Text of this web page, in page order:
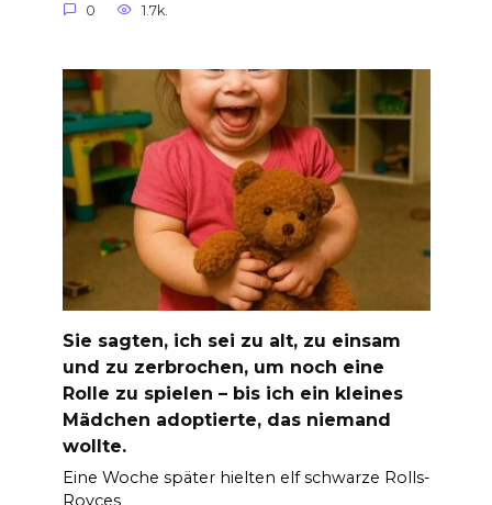
0 1.7k.
Sie sagten, ich sei zu alt, zu einsam
und zu zerbrochen, um noch eine
Rolle zu spielen – bis ich ein kleines
Mädchen adoptierte, das niemand
wollte.
Eine Woche später hielten elf schwarze Rolls-
Royces